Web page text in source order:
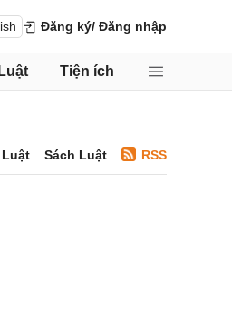
Đăng ký/ Đăng nhập
Tiện ích
Luật Sách Luật RSS